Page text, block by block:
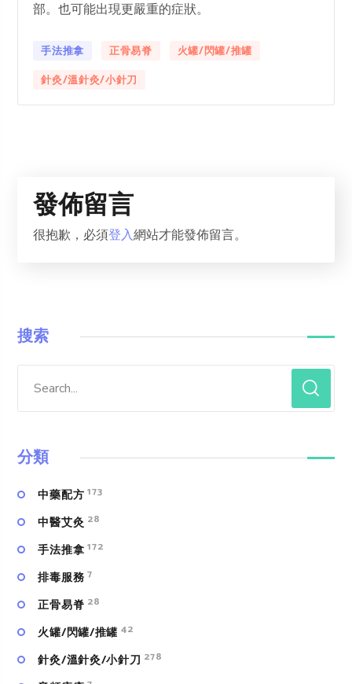
部。也可能出現更嚴重的症狀。
手法推拿 正骨易脊
火罐/閃罐/推罐
針灸/溫針灸/小針刀
發佈留言
很抱歉，必須登入網站才能發佈留言。
搜索
分類
中藥配方 173
中醫艾灸 28
手法推拿 172
排毒服務 7
正骨易脊 28
火罐/閃罐/推罐 42
針灸/溫針灸/小針刀 278